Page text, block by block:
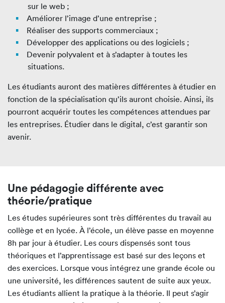
sur le web ;
Améliorer l’image d’une entreprise ;
Réaliser des supports commerciaux ;
Développer des applications ou des logiciels ;
Devenir polyvalent et à s’adapter à toutes les
situations.
Les étudiants auront des matières différentes à étudier en
fonction de la spécialisation qu’ils auront choisie. Ainsi, ils
pourront acquérir toutes les compétences attendues par
les entreprises. Étudier dans le digital, c’est garantir son
avenir.
Une pédagogie différente avec
théorie/pratique
Les études supérieures sont très différentes du travail au
collège et en lycée. À l’école, un élève passe en moyenne
8h par jour à étudier. Les cours dispensés sont tous
théoriques et l’apprentissage est basé sur des leçons et
des exercices. Lorsque vous intégrez une grande école ou
une université, les différences sautent de suite aux yeux.
Les étudiants allient la pratique à la théorie. Il peut s’agir